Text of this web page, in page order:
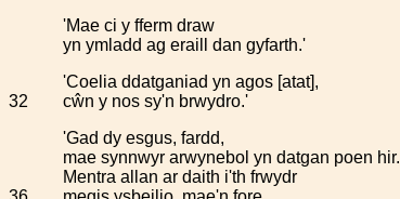
'Mae ci y fferm draw
yn ymladd ag eraill dan gyfarth.'
'Coelia ddatganiad yn agos [atat],
32
cŵn y nos sy'n brwydro.'
'Gad dy esgus, fardd,
mae synnwyr arwynebol yn datgan poen hir.
Mentra allan ar daith i'th frwydr